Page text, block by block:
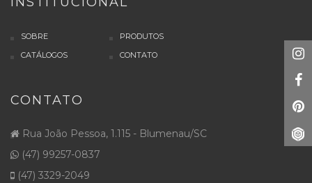
SOBRE
PRODUTOS
CATÁLOGOS
CONTATO
CONTATO
Rua João Pessoa, 1.115 - Blumenau/SC
(47) 99257-0837
(47) 3329-2049